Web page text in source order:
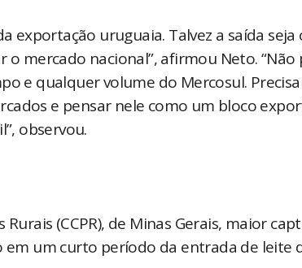
exportação uruguaia. Talvez a saída
mercado nacional”, afirmou Neto.
e qualquer volume do Mercosul.
e pensar nele como um bloco
observou.
(CCPR), de Minas Gerais, maior
em um curto período da entrada de leite